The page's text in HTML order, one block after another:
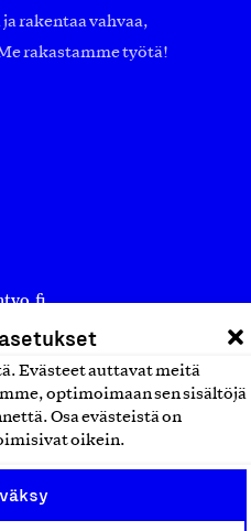
Evästeet auttavat meitä
optimoimaan sen sisältöjä
Osa evästeistä on
oikein.
rakentaa vahvaa,
rakastamme työtä!